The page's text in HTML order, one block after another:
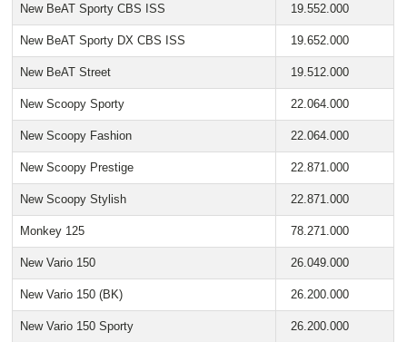
New BeAT Sporty CBS ISS 19.552.000
New BeAT Sporty DX CBS ISS 19.652.000
New BeAT Street 19.512.000
New Scoopy Sporty 22.064.000
New Scoopy Fashion 22.064.000
New Scoopy Prestige 22.871.000
New Scoopy Stylish 22.871.000
Monkey 125 78.271.000
New Vario 150 26.049.000
New Vario 150 (BK) 26.200.000
New Vario 150 Sporty 26.200.000